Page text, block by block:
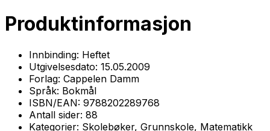
Produktinformasjon
Innbinding: Heftet
Utgivelsesdato: 15.05.2009
Forlag: Cappelen Damm
Språk: Bokmål
ISBN/EAN: 9788202289768
Antall sider: 88
Kategorier: Skolebøker, Grunnskole, Matematikk